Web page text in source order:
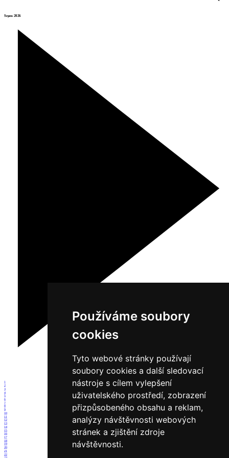
Používáme soubory
cookies
Tyto webové stránky používají
soubory cookies a další sledovací
nástroje s cílem vylepšení
uživatelského prostředí, zobrazení
přizpůsobeného obsahu a reklam,
analýzy návštěvnosti webových
stránek a zjištění zdroje
návštěvnosti.
Srpen 2026
1
2
3
4
5
6
7
8
9
10
11
12
13
14
15
16
17
18
19
20
21
22